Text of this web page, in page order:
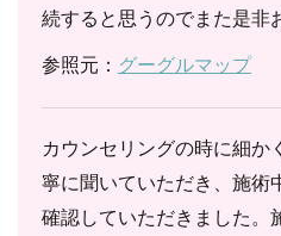
続すると思うのでまた是非
参照元： グーグルマップ
カウンセリングの時に細か
寧に聞いていただき、施術
確認していただきました。